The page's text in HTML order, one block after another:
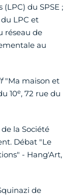
du SPSE ;
LPC et
réseau de
au
"Ma maison et
10e, 72 rue du
la Société
Débat "Le
- Hang'Art,
de